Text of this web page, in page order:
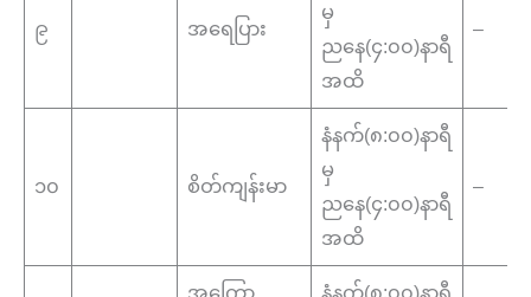
၉ အရေပြား
မှ
ညနေ(၄:၀၀)နာရီ
အထိ
–
၁၀ စိတ်ကျန်းမာ
နံနက်(၈:၀၀)နာရီ
မှ
ညနေ(၄:၀၀)နာရီ
အထိ
–
အကြော
နံနက်(၈:၀၀)နာရီ